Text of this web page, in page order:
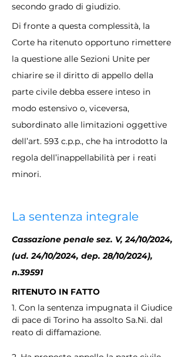
secondo grado di giudizio.
Di fronte a questa complessità, la
Corte ha ritenuto opportuno rimettere
la questione alle Sezioni Unite per
chiarire se il diritto di appello della
parte civile debba essere inteso in
modo estensivo o, viceversa,
subordinato alle limitazioni oggettive
dell’art. 593 c.p.p., che ha introdotto la
regola dell’inappellabilità per i reati
minori​.
La sentenza integrale
Cassazione penale sez. V, 24/10/2024,
(ud. 24/10/2024, dep. 28/10/2024),
n.39591
RITENUTO IN FATTO
1. Con la sentenza impugnata il Giudice
di pace di Torino ha assolto Sa.Ni. dal
reato di diffamazione.